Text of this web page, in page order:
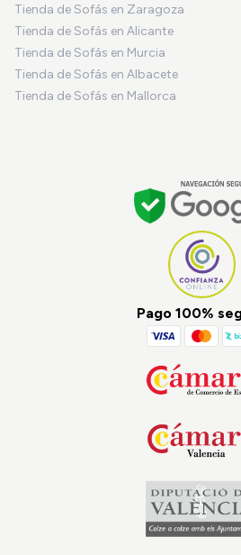
Tienda de Sofás en Zaragoza
Tienda de Sofás en Alicante
Tienda de Sofás en Murcia
Tienda de Sofás en Albacete
Tienda de Sofás en Mallorca
Pago 100%